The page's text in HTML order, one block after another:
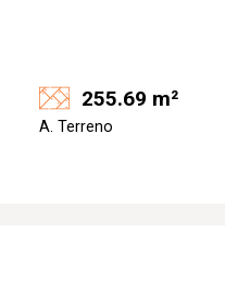
255.69 m²
A. Terreno